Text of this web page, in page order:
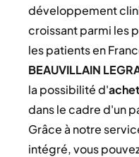
développement
croissant parmi les
les patients en
BEAUVILLAIN
la possibilité d'
dans le cadre d'un
Grâce à notre
intégré, vous